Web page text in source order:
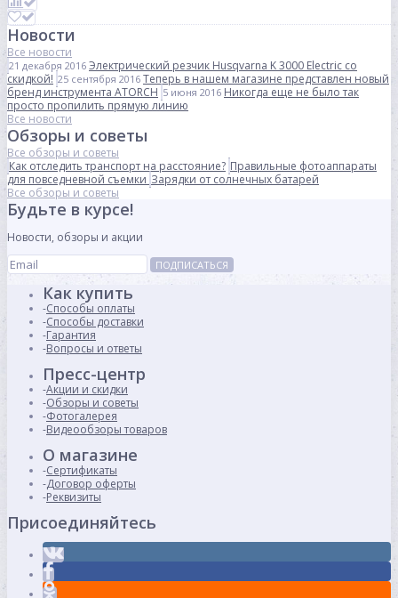
Новости
Все новости
21 декабря 2016 Электрический резчик Husqvarna K 3000 Electric со
скидкой! 25 сентября 2016 Теперь в нашем магазине представлен новый
бренд инструмента ATORCH 5 июня 2016 Никогда еще не было так
просто пропилить прямую линию
Все новости
Обзоры и советы
Все обзоры и советы
Как отследить транспорт на расстояние? Правильные фотоаппараты
для повседневной съемки Зарядки от солнечных батарей
Все обзоры и советы
Будьте в курсе!
Новости, обзоры и акции
ПОДПИСАТЬСЯ
Как купить
Способы оплаты
Способы доставки
Гарантия
Вопросы и ответы
Пресс-центр
Акции и скидки
Обзоры и советы
Фотогалерея
Видеообзоры товаров
О магазине
Сертификаты
Договор оферты
Реквизиты
Присоединяйтесь